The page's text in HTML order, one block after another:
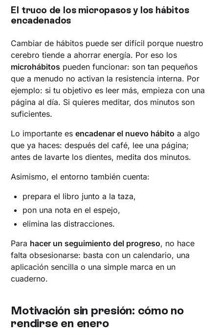
El truco de los micropasos y los hábitos
encadenados
Cambiar de hábitos puede ser difícil porque nuestro
cerebro tiende a ahorrar energía. Por eso los
microhábitos pueden funcionar: son tan pequeños
que a menudo no activan la resistencia interna. Por
ejemplo: si tu objetivo es leer más, empieza con una
página al día. Si quieres meditar, dos minutos son
suficientes.
Lo importante esencadenar el nuevo hábito a algo
que ya haces: después del café, lee una página;
antes de lavarte los dientes, medita dos minutos.
Asimismo, el entorno también cuenta:
prepara el libro junto a la taza,
pon una nota en el espejo,
elimina las distracciones.
Para hacer un seguimiento del progreso, no hace
falta obsesionarse: basta con un calendario, una
aplicación sencilla o una simple marca en un
cuaderno.
Motivación sin presión: cómo no
rendirse en enero